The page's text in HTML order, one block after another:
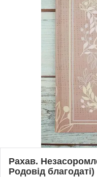
Рахав.
Родовід благодаті)